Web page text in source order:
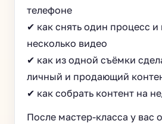
телефоне
✔ как снять один процесс и
несколько видео
✔ как из одной съёмки
личный и продающий
✔ как собрать контент на
После мастер-класса у вас